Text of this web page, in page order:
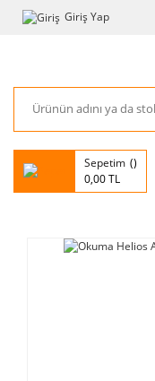
Giriş Yap
Sepetim
0,00 TL